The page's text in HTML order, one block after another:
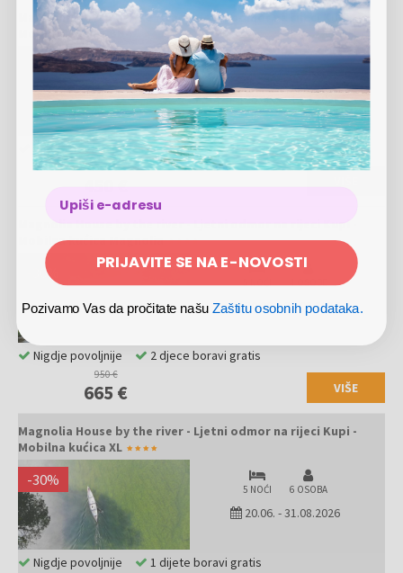
Magnolia House by the river - Ljetni odmor na rijeci Kupi -
Mobilna kućica BB4
25%
20.06.-31.08.2026
600 €
Nigdje povoljnije
Mobilna kućica Magnolia
30% 5 NOĆI 4 OSOBE
20.06.-31.08.2026
950 €
665 € VIŠE
Nigdje povoljnije 2 djece boravi gratis
Magnolia House by the river - Ljetni odmor na rijeci Kupi -
Mobilna kućica XL
-30% 5 NOĆI 6 OSOBA
20.06. -31.08.2026
Nigdje povoljnije 1 dijete boravi gratis
PRIJAVITE SE NA E-NOVOSTI
Pozivamo Vas da pročitate našu Zaštitu osobnih podataka.